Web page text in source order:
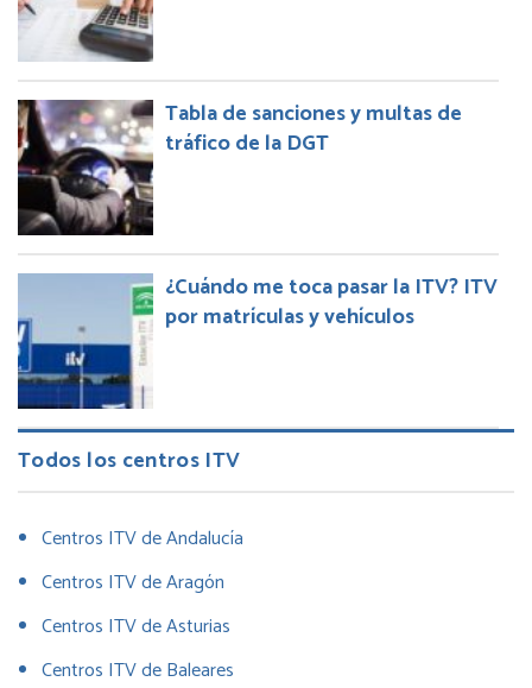
Tabla de sanciones y multas de
tráfico de la DGT
¿Cuándo me toca pasar la ITV? ITV
por matrículas y vehículos
Todos los centros ITV
Centros ITV de Andalucía
Centros ITV de Aragón
Centros ITV de Asturias
Centros ITV de Baleares